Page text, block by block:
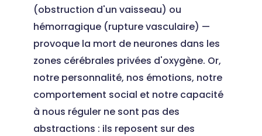
(obstruction d'un vaisseau) ou
hémorragique (rupture vasculaire) —
provoque la mort de neurones dans les
zones cérébrales privées d'oxygène. Or,
notre personnalité, nos émotions, notre
comportement social et notre capacité
à nous réguler ne sont pas des
abstractions : ils reposent sur des